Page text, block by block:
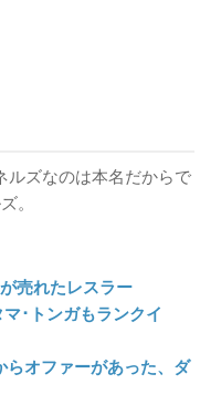
ルズなのは本名だからで
。
売れたレスラー
･トンガもランクイ
らオファーがあった、ダ